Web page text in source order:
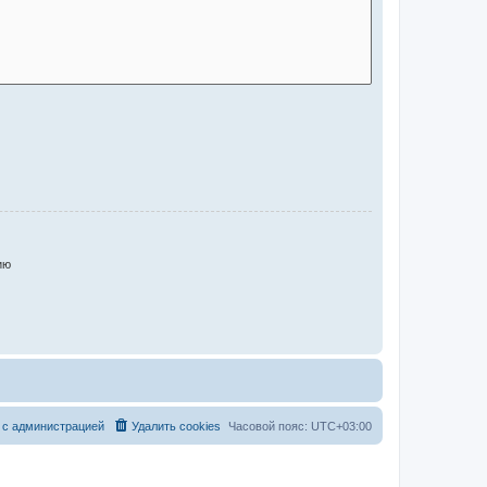
Часовой пояс: UTC+03:00
Удалить cookies
администрацией